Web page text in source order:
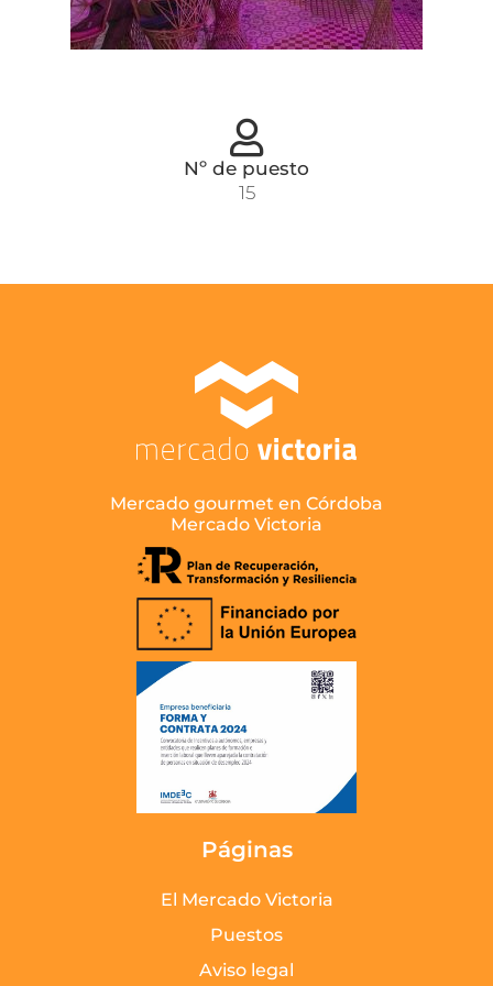
Nº de puesto
15
Mercado gourmet en Córdoba
Mercado Victoria
Páginas
El Mercado Victoria
Puestos
Aviso legal